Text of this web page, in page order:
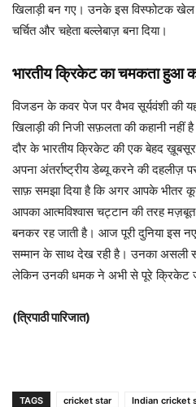
खिलाड़ी बन गए। उनके इस विस्फोटक खेल
चर्चित और चहेता बल्लेबाज़ बना दिया।
भारतीय क्रिकेट का चमकता हुआ
विजडन के कवर पेज पर वैभव सूर्यवंशी की
खिलाड़ी की निजी सफ़लता की कहानी
दौर के भारतीय क्रिकेट की एक बेहद
अपना अंतर्राष्ट्रीय डेब्यू करने की दहलीज़
साफ़ समझा दिया है कि अगर आपके भीतर
आपका आत्मविश्वास चट्टान की तरह
बनकर रह जाती है। आज पूरी दुनिया इस
सम्मान के साथ देख रही है। उनका असली
लेकिन उनकी धमक ने अभी से पूरे क्रिकेट
(त्रिपाठी पारिजात)
TAGS cricket star Indian cricket